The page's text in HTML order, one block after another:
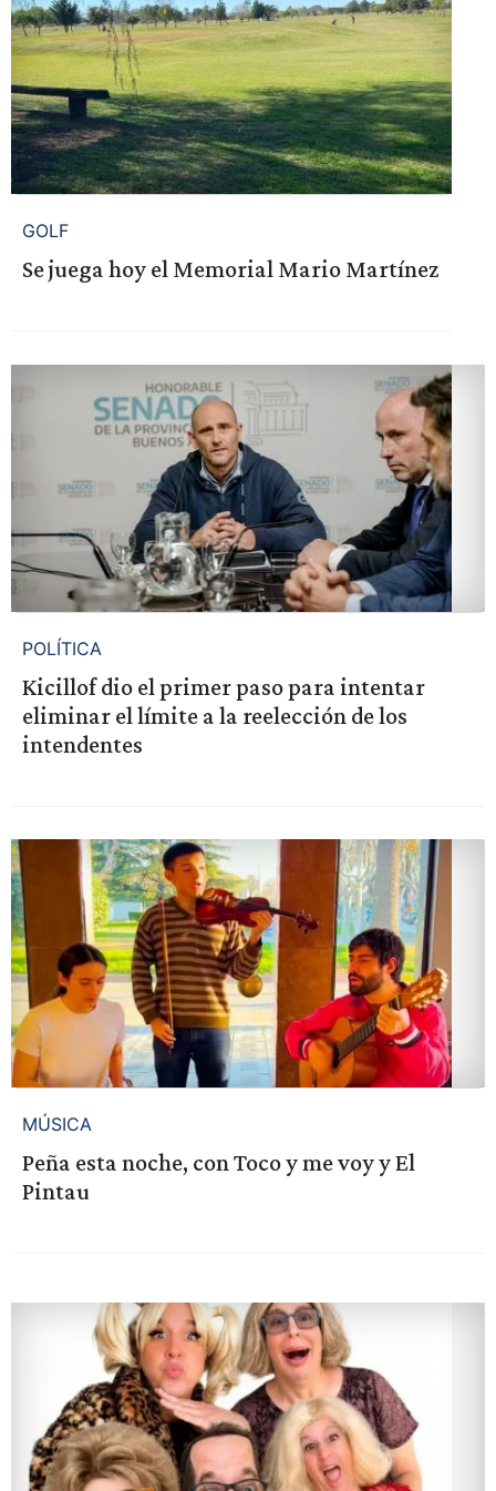
GOLF
Se juega hoy el Memorial Mario Martínez
POLÍTICA
Kicillof dio el primer paso para intentar
eliminar el límite a la reelección de los
intendentes
MÚSICA
Peña esta noche, con Toco y me voy y El
Pintau